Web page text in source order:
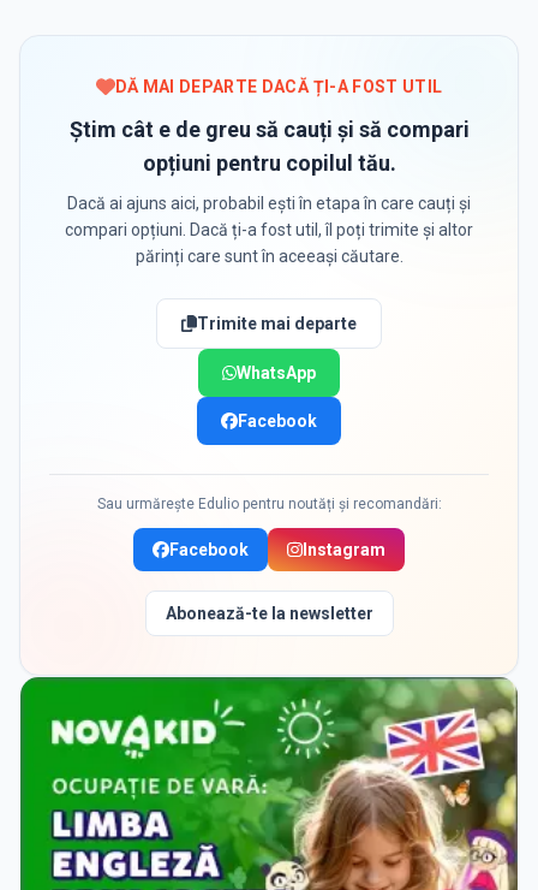
DĂ MAI DEPARTE DACĂ ȚI-A FOST UTIL
Știm cât e de greu să cauți și să compari
opțiuni pentru copilul tău.
Dacă ai ajuns aici, probabil ești în etapa în care cauți și
compari opțiuni. Dacă ți-a fost util, îl poți trimite și altor
părinți care sunt în aceeași căutare.
Trimite mai departe
WhatsApp
Facebook
Sau urmărește Edulio pentru noutăți și recomandări:
Facebook Instagram
Abonează-te la newsletter